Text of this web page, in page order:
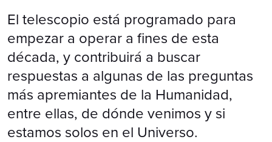
El telescopio está programado para
empezar a operar a fines de esta
década, y contribuirá a buscar
respuestas a algunas de las preguntas
más apremiantes de la Humanidad,
entre ellas, de dónde venimos y si
estamos solos en el Universo.